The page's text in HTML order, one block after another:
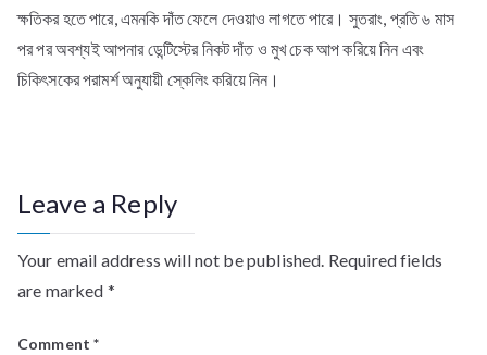
ক্ষতিকর হতে পারে, এমনকি দাঁত ফেলে দেওয়াও লাগতে পারে। সুতরাং, প্রতি ৬ মাস
পর পর অবশ্যই আপনার ডেন্টিস্টের নিকট দাঁত ও মুখ চেক আপ করিয়ে নিন এবং
চিকিৎসকের পরামর্শ অনুযায়ী স্কেলিং করিয়ে নিন।
Leave a Reply
Your email address will not be published. Required fields
are marked *
Comment*